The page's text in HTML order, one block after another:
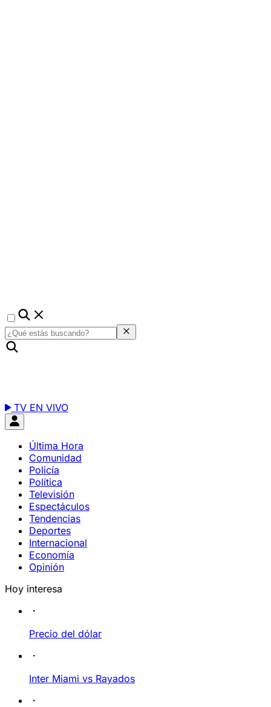
TV EN VIVO
Última Hora
Comunidad
Policía
Política
Televisión
Espectáculos
Tendencias
Deportes
Internacional
Economía
Opinión
Hoy interesa
Precio del dólar
Inter Miami vs Rayados